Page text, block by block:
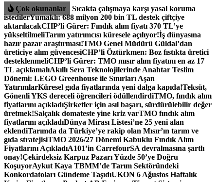
İçeriğe
atla
Çok okunanlar
Sıcakta çalışmaya karşı yasal koruma
istedilerYumaklı: 688 milyon 200 bin TL destek çiftçiye
aktarılacakCHP’li Gürer: Fındık alım fiyatı 370 TL’ye
yükseltilmeliTarım yatırımcısı küresele açılıyor!İş dünyasına
hazır pazar araştırması!TMO Genel Müdürü Güldal’dan
üreticiye alım güvencesiCHP’li Öztürkmen: Boz fıstıkta üretici
desteklenmeliCHP’li Gürer: TMO mısır alım fiyatını en az 17
TL açıklamalıAkıllı Sera Teknolojilerinde Anahtar Teslim
Dönemi: LEGO Greenhouse ile Sınırları Aşan
YatırımlarKüresel gıda fiyatlarında yeni dalga kapıda!Teksüt,
Gönenli YKS dereceli öğrencileri ödüllendirdiTMO, fındık alım
fiyatlarını açıkladıŞirketler için asıl başarı, sürdürülebilir değer
üretmek!Salçalık domateste yine kriz varTMO fındık alım
fiyatlarını açıkladıDünya Mirası Listesi’ne 25 yeni alan
eklendiTarımda da Türkiye’ye rakip olan Mısır’ın tarım ve
gıda stratejisiTMO 2026/27 Dönemi Kabuklu Fındık Alım
Fiyatlarını AçıkladıA101’in CarrefourSA devralmasına şartlı
onay!Çekirdeksiz Karpuz Pazarı Yüzde 50’ye Doğru
KoşuyorAykut Kaya TBMM’de Tarım Sektöründeki
Konkordatoları Gündeme TaşıdıUKON 6 Ağustos Haftalık